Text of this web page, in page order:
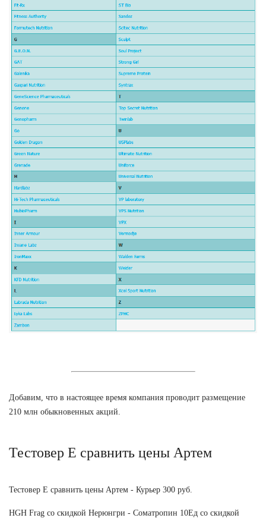
Добавим, что в настоящее время компания проводит размещение
210 млн обыкновенных акций.
Тестовер Е сравнить цены Артем
Тестовер Е сравнить цены Артем - Курьер 300 руб.
HGH Frag со скидкой Нерюнгри - Cоматропин 10Ед со скидкой